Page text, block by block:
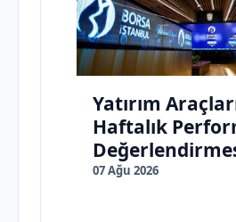
Yatırım
Haftalık
07 Ağu 2026